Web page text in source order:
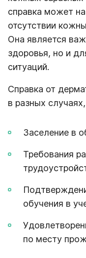
справка может
отсутствии
Она является
здоровья, но и
ситуаций.
Справка от
в разных
Заселение в
Требования
обучения в
по месту